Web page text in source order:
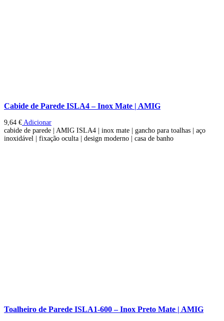
Cabide de Parede ISLA4 – Inox Mate | AMIG
9,64 € Adicionar
cabide de parede | AMIG ISLA4 | inox mate | gancho para toalhas | aço
inoxidável | fixação oculta | design moderno | casa de banho
Toalheiro de Parede ISLA1-600 – Inox Preto Mate | AMIG